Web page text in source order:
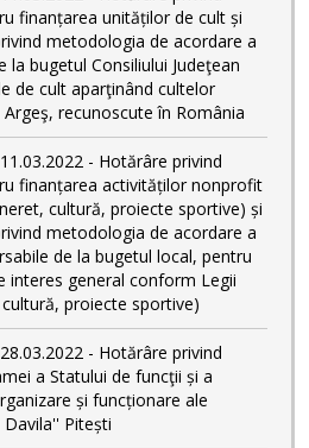
finanțarea unităților de cult și
metodologia de acordare a
la bugetul Consiliului Judeţean
de cult aparţinând cultelor
recunoscute în România
- Hotărâre privind
finanțarea activităților nonprofit
cultură, proiecte sportive) și
metodologia de acordare a
de la bugetul local, pentru
interes general conform Legii
proiecte sportive)
- Hotărâre privind
a Statului de funcţii și a
și funcționare ale
Pitești